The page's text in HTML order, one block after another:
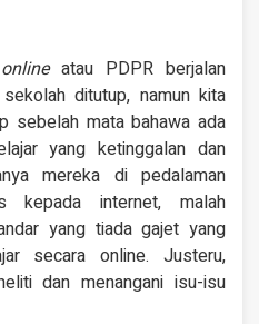
onlineatau PDPR berjalan
ditutup, namun kita
sebelah mata bahawa ada
yang ketinggalan dan
mereka di pedalaman
kepada internet, malah
yang tiada gajet yang
secara online. Justeru,
dan menangani isu-isu